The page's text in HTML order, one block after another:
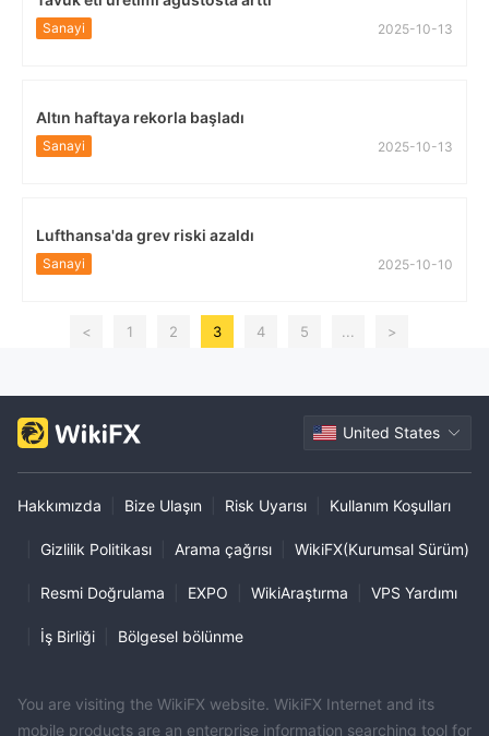
Sanayi 2025-10-13
Altın haftaya rekorla başladı
Sanayi 2025-10-13
Lufthansa'da grev riski azaldı
Sanayi 2025-10-10
< 1 2 3 4 5 ... >
United States
Hakkımızda Bize Ulaşın Risk Uyarısı Kullanım Koşulları
Gizlilik Politikası Arama çağrısı WikiFX(Kurumsal Sürüm)
Resmi Doğrulama EXPO WikiAraştırma VPS Yardımı
İş Birliği Bölgesel bölünme
You are visiting the WikiFX website. WikiFX Internet and its
mobile products are an enterprise information searching tool for